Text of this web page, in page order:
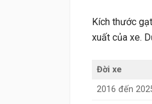
Kích thước
xuất của xe.
Đời xe
2016 đến